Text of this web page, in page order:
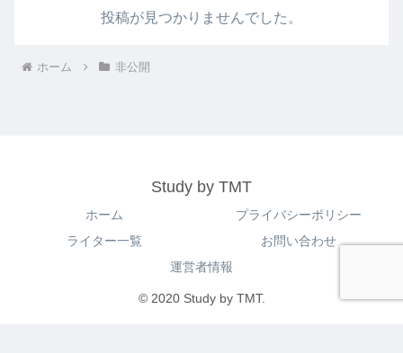
投稿が見つかりませんでした。
ホーム 非公開
Study by TMT
ホーム
プライバシーポリシー
ライター一覧
お問い合わせ
運営者情報
© 2020 Study by TMT.